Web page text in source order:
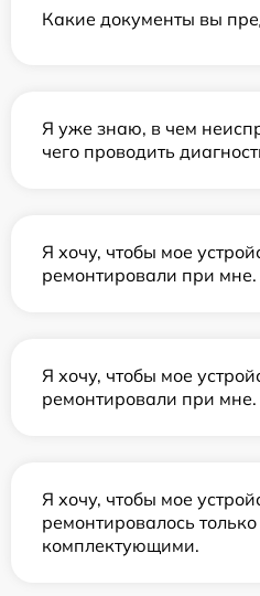
Какие документы вы
Я уже знаю, в чем
чего проводить
Я хочу, чтобы мое
ремонтировали при мне.
Я хочу, чтобы мое
ремонтировали при мне.
Я хочу, чтобы мое
ремонтировалось
комплектующими.